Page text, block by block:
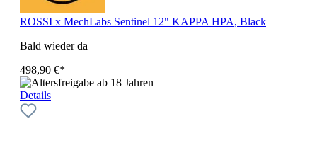
ROSSI x MechLabs Sentinel 12" KAPPA HPA, Black
Bald wieder da
498,90 €*
Details